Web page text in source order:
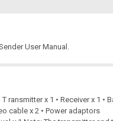
User Manual.
ransmitter x 1 • Receiver x 1 •
cable x 2 • Power adaptors